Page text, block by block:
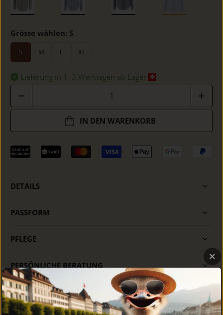
Grösse wählen: S
S M L XL
Lieferung in 1–3 Werktagen ab Lager
IN DEN WARENKORB
DETAILS
PASSFORM
PFLEGE
PERSÖNLICHE BERATUNG